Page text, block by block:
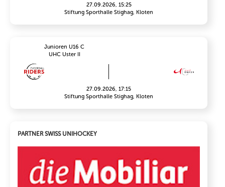
27.09.2026, 15:25
Stiftung Sporthalle Stighag, Kloten
Junioren U16 C
UHC Uster II
27.09.2026, 17:15
Stiftung Sporthalle Stighag, Kloten
PARTNER SWISS UNIHOCKEY